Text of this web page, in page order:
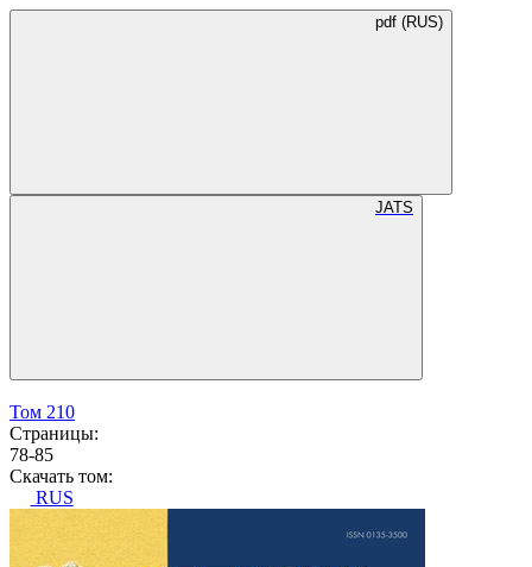
pdf (RUS)
JATS
Том 210
Страницы:
78-85
Скачать том:
RUS